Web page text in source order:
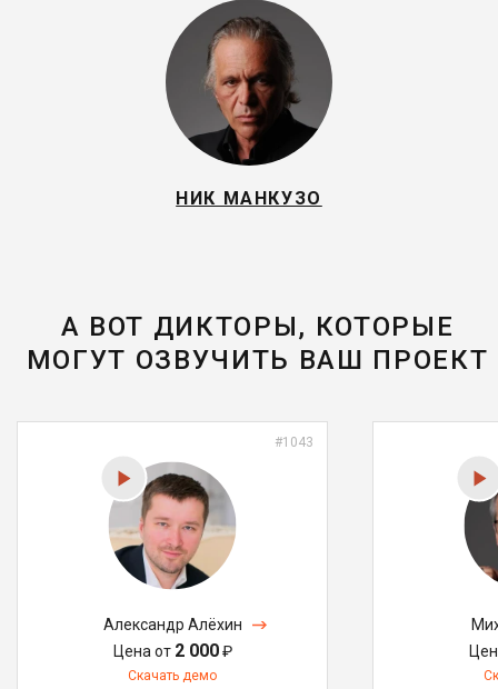
НИК МАНКУЗО
А ВОТ ДИКТОРЫ, КОТОРЫЕ
МОГУТ ОЗВУЧИТЬ ВАШ ПРОЕКТ
#1043
Александр Алёхин
Цена от 2 000₽
Скачать демо